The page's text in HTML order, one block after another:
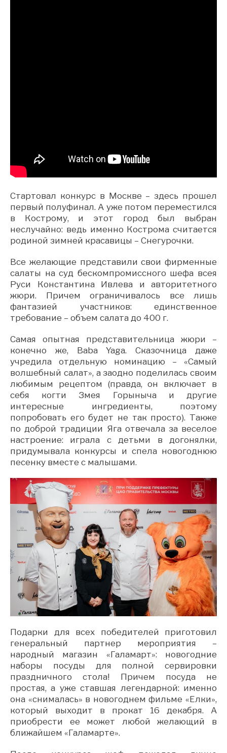
Стартовал конкурс в Москве – здесь прошел
первый полуфинал. А уже потом переместился
в Кострому, и этот город был выбран
неслучайно: ведь именно Кострома считается
родиной зимней красавицы – Снегурочки.
Все желающие представили свои фирменные
салаты на суд бескомпромиссного шефа всея
Руси Константина Ивлева и авторитетного
жюри. Причем ограничивалось все лишь
фантазией участников: единственное
требование – объем салата до 400 г.
Самая опытная представительница жюри –
конечно же, Baba Yaga. Сказочница даже
учредила отдельную номинацию – «Самый
волшебный салат», а заодно поделилась своим
любимым рецептом (правда, он включает в
себя когти Змея Горыныча и другие
интересные ингредиенты, поэтому
попробовать его будет не так просто). Также
по доброй традиции Яга отвечала за веселое
настроение: играла с детьми в догонялки,
придумывала конкурсы и спела новогоднюю
песенку вместе с малышами.
Подарки для всех победителей приготовил
генеральный партнер мероприятия –
народный магазин «Галамарт»: новогодние
наборы посуды для полной сервировки
праздничного стола! Причем посуда не
простая, а уже ставшая легендарной: именно
она «снималась» в новогоднем фильме «Елки»,
который выходит в прокат 16 декабря. А
приобрести ее может любой желающий в
ближайшем «Галамарте».